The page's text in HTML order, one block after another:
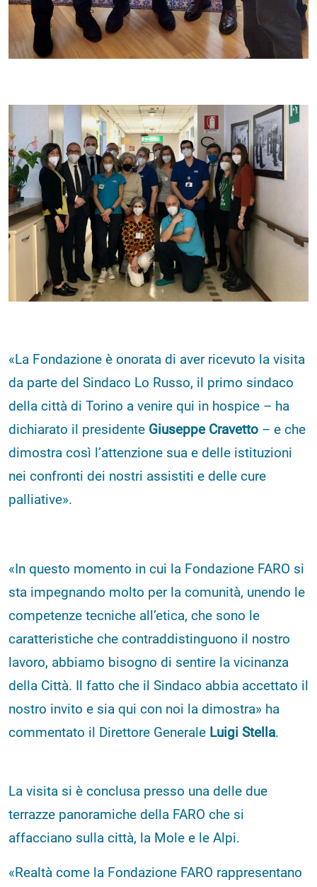
«La Fondazione è onorata di aver ricevuto la visita
da parte del Sindaco Lo Russo, il primo sindaco
della città di Torino a venire qui in hospice – ha
dichiarato il presidente Giuseppe Cravetto – e che
dimostra così l’attenzione sua e delle istituzioni
nei confronti dei nostri assistiti e delle cure
palliative».
«In questo momento in cui la Fondazione FARO si
sta impegnando molto per la comunità, unendo le
competenze tecniche all’etica, che sono le
caratteristiche che contraddistinguono il nostro
lavoro, abbiamo bisogno di sentire la vicinanza
della Città. Il fatto che il Sindaco abbia accettato il
nostro invito e sia qui con noi la dimostra» ha
commentato il Direttore Generale Luigi Stella.
La visita si è conclusa presso una delle due
terrazze panoramiche della FARO che si
affacciano sulla città, la Mole e le Alpi.
«Realtà come la Fondazione FARO rappresentano